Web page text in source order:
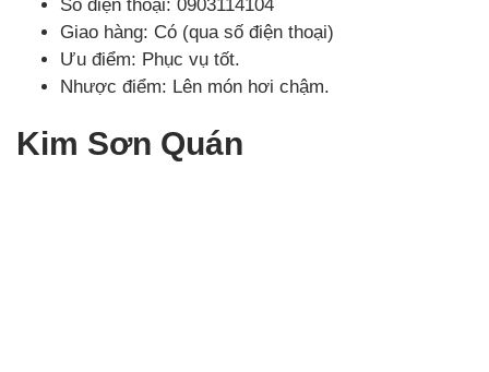
Số điện thoại: 0903114104
Giao hàng: Có (qua số điện thoại)
Ưu điểm: Phục vụ tốt.
Nhược điểm: Lên món hơi chậm.
Kim Sơn Quán